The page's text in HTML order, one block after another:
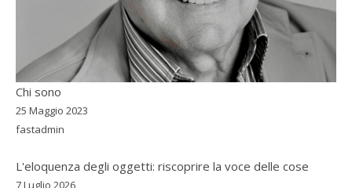
Chi sono
25 Maggio 2023
fastadmin
L'eloquenza degli oggetti: riscoprire la voce delle cose
7 Luglio 2026